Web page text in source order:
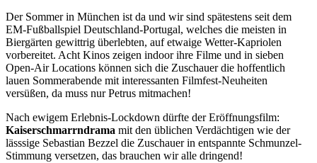
Der Sommer in München ist da und wir sind spätestens seit dem
EM-Fußballspiel Deutschland-Portugal, welches die meisten in
Biergärten gewittrig überlebten, auf etwaige Wetter-Kapriolen
vorbereitet. Acht Kinos zeigen indoor ihre Filme und in sieben
Open-Air Locations können sich die Zuschauer die hoffentlich
lauen Sommerabende mit interessanten Filmfest-Neuheiten
versüßen, da muss nur Petrus mitmachen!
Nach ewigem Erlebnis-Lockdown dürfte der Eröffnungsfilm:
Kaiserschmarrndrama mit den üblichen Verdächtigen wie der
lässsige Sebastian Bezzel die Zuschauer in entspannte Schmunzel-
Stimmung versetzen, das brauchen wir alle dringend!